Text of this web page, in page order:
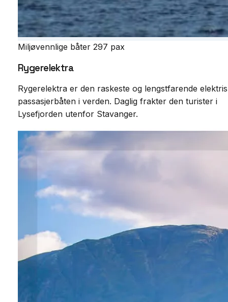
Miljøvennlige båter 297 pax
Rygerelektra
Rygerelektra er den raskeste og lengstfarende
passasjerbåten i verden. Daglig frakter den turister i
Lysefjorden utenfor Stavanger.